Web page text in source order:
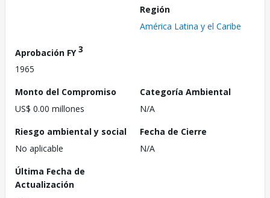
Región
América Latina y el Caribe
Aprobación FY3
1965
Monto del Compromiso
US$ 0.00 millones
Categoría Ambiental
N/A
Riesgo ambiental y social
No aplicable
Fecha de Cierre
N/A
Última Fecha de
Actualización